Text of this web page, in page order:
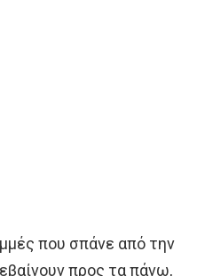
που σπάνε από την
προς τα πάνω,